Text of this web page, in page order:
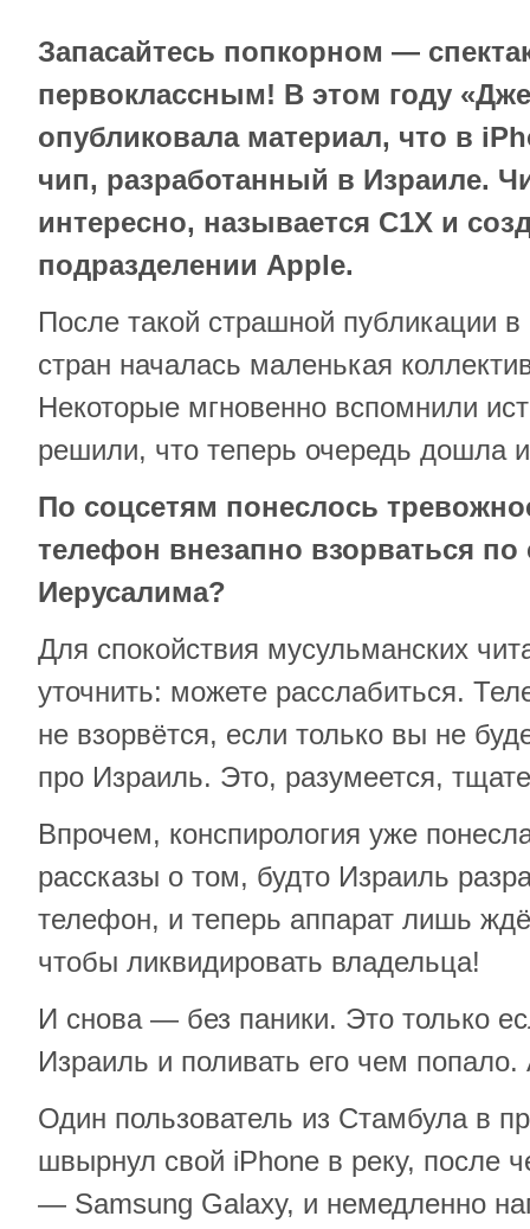
Запасайтесь попкорном —
первоклассным! В этом году
опубликовала материал, что в
чип, разработанный в Израиле.
интересно, называется C1X и
подразделении Apple.
После такой страшной публикации
стран началась маленькая
Некоторые мгновенно вспомнили
решили, что теперь очередь дошла
По соцсетям понеслось
телефон внезапно взорваться по
Иерусалима?
Для спокойствия мусульманских
уточнить: можете расслабиться.
не взорвётся, если только вы не
про Израиль. Это, разумеется,
Впрочем, конспирология уже
рассказы о том, будто Израиль
телефон, и теперь аппарат лишь
чтобы ликвидировать владельца!
И снова — без паники. Это только
Израиль и поливать его чем попало.
Один пользователь из Стамбула в
швырнул свой iPhone в реку, после
— Samsung Galaxy, и немедленно